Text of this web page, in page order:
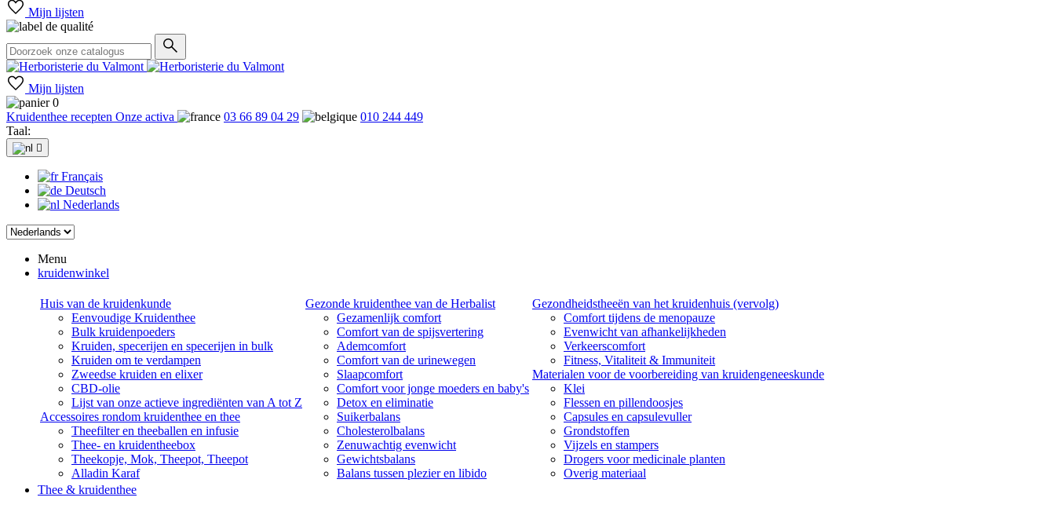
Mijn lijsten
Mijn lijsten
0
Kruidenthee recepten Onze activa 03 66 89 04 29
010 244 449
Taal:

Français
Deutsch
Nederlands
Menu
kruidenwinkel
Huis van de kruidenkunde
Eenvoudige Kruidenthee
Bulk kruidenpoeders
Kruiden, specerijen en specerijen in bulk
Kruiden om te verdampen
Zweedse kruiden en elixer
CBD-olie
Lijst van onze actieve ingrediënten van A tot Z
Accessoires rondom kruidenthee en thee
Theefilter en theeballen en infusie
Thee- en kruidentheebox
Theekopje, Mok, Theepot, Theepot
Alladin Karaf
Gezonde kruidenthee van de Herbalist
Gezamenlijk comfort
Comfort van de spijsvertering
Ademcomfort
Comfort van de urinewegen
Slaapcomfort
Comfort voor jonge moeders en baby's
Detox en eliminatie
Suikerbalans
Cholesterolbalans
Zenuwachtig evenwicht
Gewichtsbalans
Balans tussen plezier en libido
Gezondheidstheeën van het kruidenhuis (vervolg)
Comfort tijdens de menopauze
Evenwicht van afhankelijkheden
Verkeerscomfort
Fitness, Vitaliteit & Immuniteit
Materialen voor de voorbereiding van kruidengeneeskunde
Klei
Flessen en pillendoosjes
Capsules en capsulevuller
Grondstoffen
Vijzels en stampers
Drogers voor medicinale planten
Overig materiaal
Thee & kruidenthee